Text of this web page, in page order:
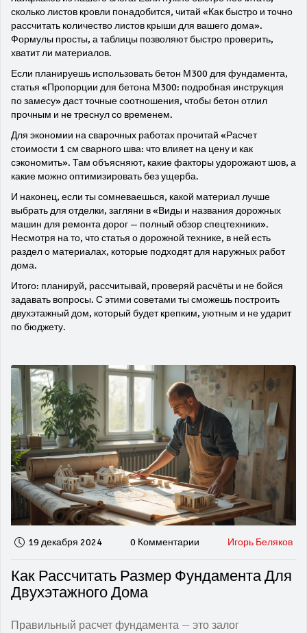
сколько листов кровли понадобится, читай «Как быстро и точно
рассчитать количество листов крыши для вашего дома».
Формулы просты, а таблицы позволяют быстро проверить,
хватит ли материалов.
Если планируешь использовать бетон М300 для фундамента,
статья «Пропорции для бетона М300: подробная инструкция
по замесу» даст точные соотношения, чтобы бетон отлил
прочным и не треснул со временем.
Для экономии на сварочных работах прочитай «Расчет
стоимости 1 см сварного шва: что влияет на цену и как
сэкономить». Там объясняют, какие факторы удорожают шов, а
какие можно оптимизировать без ущерба.
И наконец, если ты сомневаешься, какой материал лучше
выбрать для отделки, загляни в «Виды и названия дорожных
машин для ремонта дорог — полный обзор спецтехники».
Несмотря на то, что статья о дорожной технике, в ней есть
раздел о материалах, которые подходят для наружных работ
дома.
Итого: планируй, рассчитывай, проверяй расчёты и не бойся
задавать вопросы. С этими советами ты сможешь построить
двухэтажный дом, который будет крепким, уютным и не ударит
по бюджету.
19 декабря 2024 0 Комментарии Игорь Беляков
Как Рассчитать Размер Фундамента Для
Двухэтажного Дома
Правильный расчет фундамента — это залог